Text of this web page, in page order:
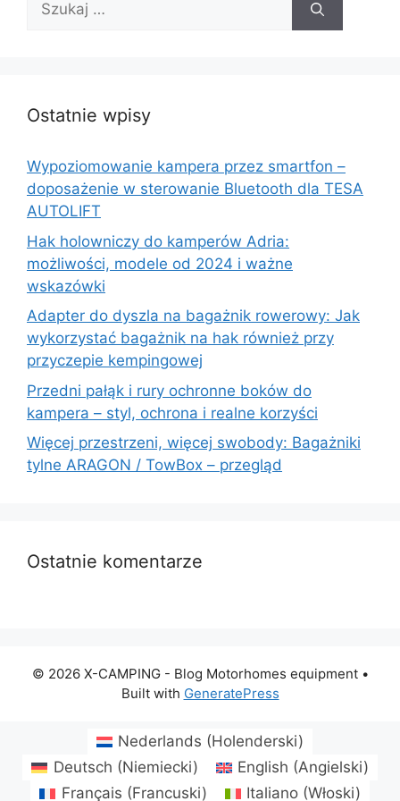
Ostatnie wpisy
Wypoziomowanie kampera przez smartfon –
doposażenie w sterowanie Bluetooth dla TESA
AUTOLIFT
Hak holowniczy do kamperów Adria:
możliwości, modele od 2024 i ważne
wskazówki
Adapter do dyszla na bagażnik rowerowy: Jak
wykorzystać bagażnik na hak również przy
przyczepie kempingowej
Przedni pałąk i rury ochronne boków do
kampera – styl, ochrona i realne korzyści
Więcej przestrzeni, więcej swobody: Bagażniki
tylne ARAGON / TowBox – przegląd
Ostatnie komentarze
© 2026 X-CAMPING - Blog Motorhomes equipment•
Built with GeneratePress
Nederlands (Holenderski)
Deutsch (Niemiecki) English (Angielski)
Français (Francuski) Italiano (Włoski)